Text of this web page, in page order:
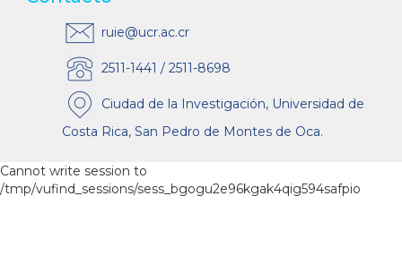
ruie@ucr.ac.cr
2511-1441 / 2511-8698
Ciudad de la Investigación, Universidad de
Costa Rica, San Pedro de Montes de Oca.
Cannot write session to
/tmp/vufind_sessions/sess_bgogu2e96kgak4qig594safpio